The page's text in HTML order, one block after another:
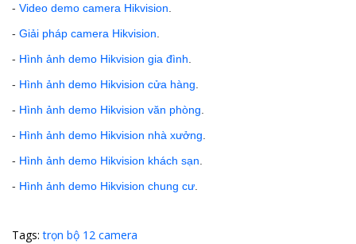
- Video demo camera Hikvision.
- Giải pháp camera Hikvision.
- Hình ảnh demo Hikvision gia đình.
- Hình ảnh demo Hikvision cửa hàng.
- Hình ảnh demo Hikvision văn phòng.
- Hình ảnh demo Hikvision nhà xưởng.
- Hình ảnh demo Hikvision khách sạn.
- Hình ảnh demo Hikvision chung cư.
Tags:trọn bộ 12 camera